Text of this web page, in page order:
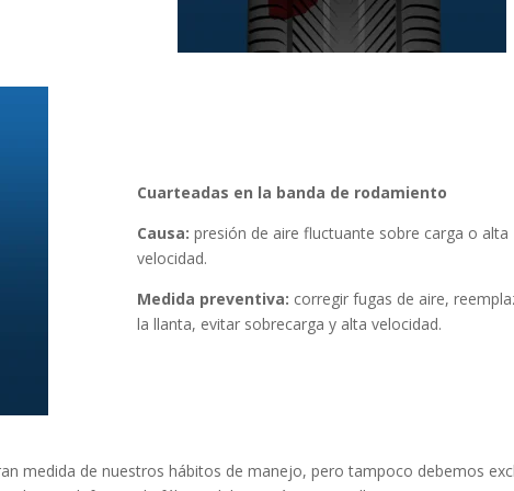
Cuarteadas en la banda de rodamiento
Causa: presión de aire fluctuante sobre carga o alta
velocidad.
Medida preventiva: corregir fugas de aire,
la llanta, evitar sobrecarga y alta velocidad.
medida de nuestros hábitos de manejo, pero tampoco debemos